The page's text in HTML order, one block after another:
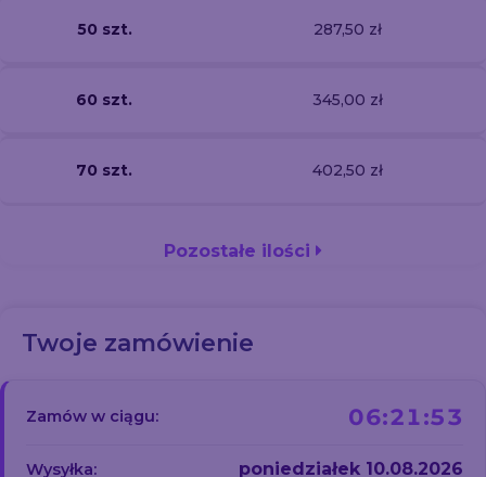
50 szt. 287,50 zł
60 szt. 345,00 zł
70 szt. 402,50 zł
Pozostałe ilości
Twoje zamówienie
Zamów w ciągu: 06:21:52
Wysyłka: poniedziałek 10.08.2026